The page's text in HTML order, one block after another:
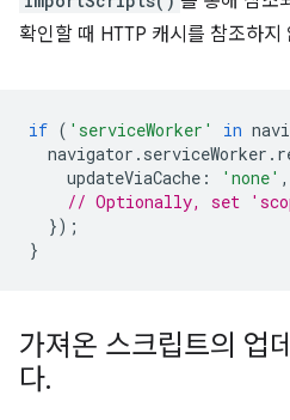
확인할 때 HTTP 캐시를 참조하지
if ( 'serviceWorker' in
navigator . serviceWorker .
updateViaCache : 'none' ,
// Optionally, set
});
}
가져온 스크립트의 업
다.